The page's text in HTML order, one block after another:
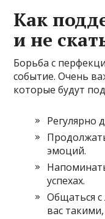
Как
и не
Борьба с
событие. Очень
которые будут
Регулярно
эмоций.
успехах.
Общаться
вас